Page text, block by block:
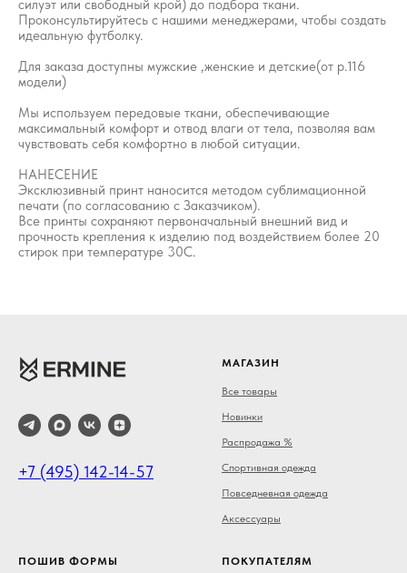
силуэт или свободный крой) до подбора ткани.
Проконсультируйтесь с нашими менеджерами, чтобы создать
идеальную футболку.
Для заказа доступны мужские ,женские и детские(от р.116
модели)
Мы используем передовые ткани, обеспечивающие
максимальный комфорт и отвод влаги от тела, позволяя вам
чувствовать себя комфортно в любой ситуации.
НАНЕСЕНИЕ
Эксклюзивный принт наносится методом сублимационной
печати (по согласованию с Заказчиком).
Все принты сохраняют первоначальный внешний вид и
прочность крепления к изделию под воздействием более 20
стирок при температуре 30С.
+7 (495) 142-14-57
МАГАЗИН
Все товары
Новинки
Распродажа %
Спортивная одежда
Повседневная одежда
Аксессуары
ПОШИВ ФОРМЫ ПОКУПАТЕЛЯМ